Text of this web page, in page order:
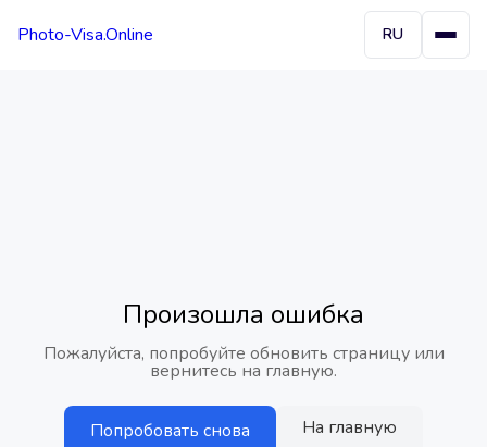
Photo-Visa.Online RU
Произошла ошибка
Пожалуйста, попробуйте обновить страницу или
вернитесь на главную.
Попробовать снова На главную